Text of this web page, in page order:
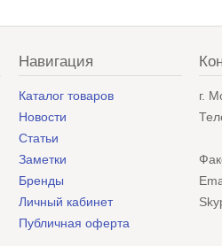
Навигация
Каталог товаров
Новости
Статьи
Заметки
Бренды
Личный кабинет
Публичная оферта
г.